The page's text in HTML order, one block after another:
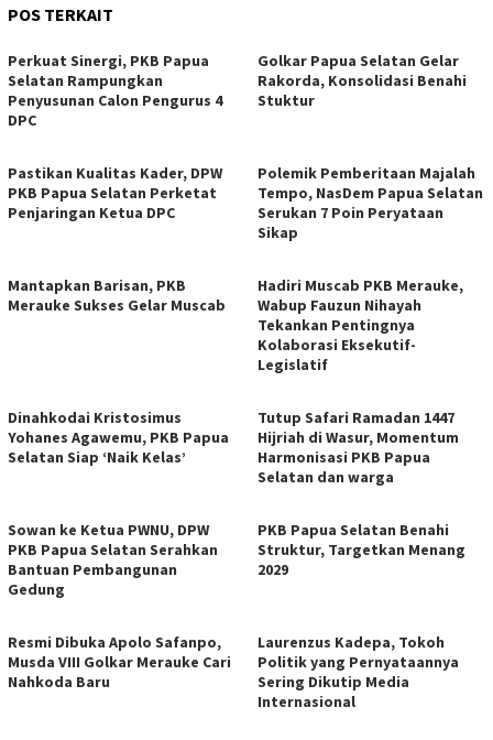
POS TERKAIT
Perkuat Sinergi, PKB Papua
Selatan Rampungkan
Penyusunan Calon Pengurus 4
DPC
Golkar Papua Selatan Gelar
Rakorda, Konsolidasi Benahi
Stuktur
Pastikan Kualitas Kader, DPW
PKB Papua Selatan Perketat
Penjaringan Ketua DPC
Polemik Pemberitaan Majalah
Tempo, NasDem Papua Selatan
Serukan 7 Poin Peryataan
Sikap
Mantapkan Barisan, PKB
Merauke Sukses Gelar Muscab
Hadiri Muscab PKB Merauke,
Wabup Fauzun Nihayah
Tekankan Pentingnya
Kolaborasi Eksekutif-
Legislatif
Dinahkodai Kristosimus
Yohanes Agawemu, PKB Papua
Selatan Siap ‘Naik Kelas’
Tutup Safari Ramadan 1447
Hijriah di Wasur, Momentum
Harmonisasi PKB Papua
Selatan dan warga
Sowan ke Ketua PWNU, DPW
PKB Papua Selatan Serahkan
Bantuan Pembangunan
Gedung
PKB Papua Selatan Benahi
Struktur, Targetkan Menang
2029
Resmi Dibuka Apolo Safanpo,
Musda VIII Golkar Merauke Cari
Nahkoda Baru
Laurenzus Kadepa, Tokoh
Politik yang Pernyataannya
Sering Dikutip Media
Internasional